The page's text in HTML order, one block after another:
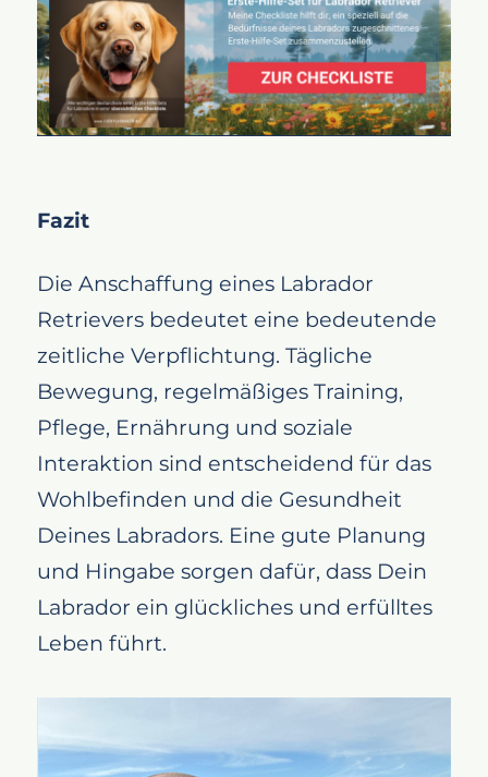
Fazit
Die Anschaffung eines Labrador
Retrievers bedeutet eine bedeutende
zeitliche Verpflichtung. Tägliche
Bewegung, regelmäßiges Training,
Pflege, Ernährung und soziale
Interaktion sind entscheidend für das
Wohlbefinden und die Gesundheit
Deines Labradors. Eine gute Planung
und Hingabe sorgen dafür, dass Dein
Labrador ein glückliches und erfülltes
Leben führt.